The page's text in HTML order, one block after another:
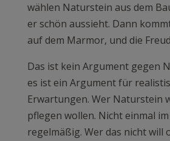
wählen Naturstein aus dem
er schön aussieht. Dann
auf dem Marmor, und die
Das ist kein Argument gegen
es ist ein Argument für
Erwartungen. Wer Naturstein
pflegen wollen. Nicht einmal
regelmäßig. Wer das nicht will